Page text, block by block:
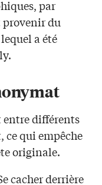
par
provenir du
a été
entre différents
ce qui empêche
originale.
cacher derrière